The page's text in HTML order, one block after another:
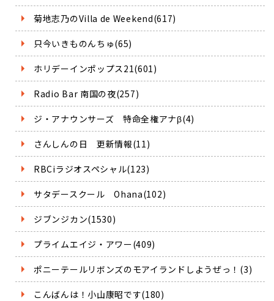
菊地志乃のVilla de Weekend(617)
只今いきものんちゅ(65)
ホリデーインポップス21(601)
Radio Bar 南国の夜(257)
ジ・アナウンサーズ 特命全権アナβ(4)
さんしんの日 更新情報(11)
RBCiラジオスペシャル(123)
サタデースクール Ohana(102)
ジブンジカン(1530)
プライムエイジ・アワー(409)
ポニーテールリボンズのモアイランドしようぜっ！(3)
こんばんは！小山康昭です(180)